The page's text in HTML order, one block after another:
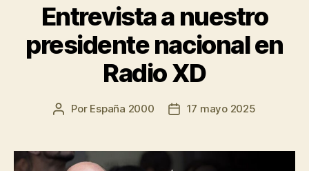
Entrevista a nuestro
presidente nacional en
Radio XD
Por España 2000 17 mayo 2025